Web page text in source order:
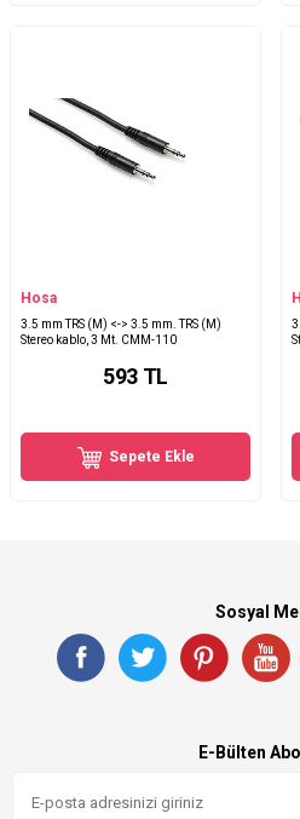
Hosa
3.5 mm TRS (M) <-> 3.5 mm. TRS (M)
Stereo kablo, 3 Mt. CMM-110
593 TL
Sepete Ekle
Sosyal
E-Bülten